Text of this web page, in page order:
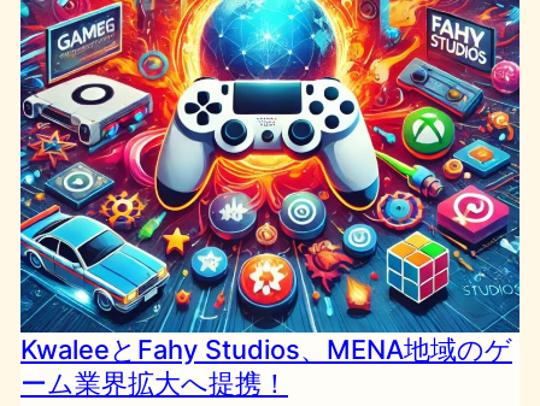
KwaleeとFahy Studios、MENA地域のゲ
ーム業界拡大へ提携！